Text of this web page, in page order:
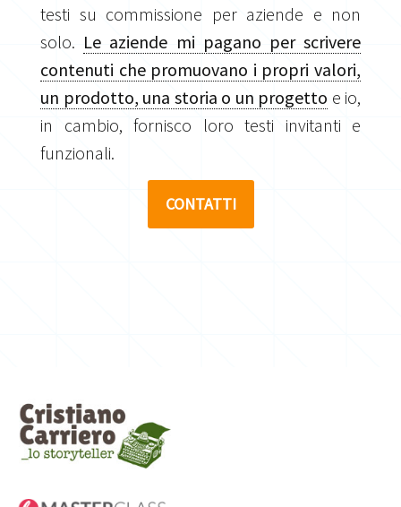
testi su commissione per aziende e non
solo. Le aziende mi pagano per scrivere
contenuti che promuovano i propri valori,
un prodotto, una storia o un progetto e io,
in cambio, fornisco loro testi invitanti e
funzionali.
CONTATTI